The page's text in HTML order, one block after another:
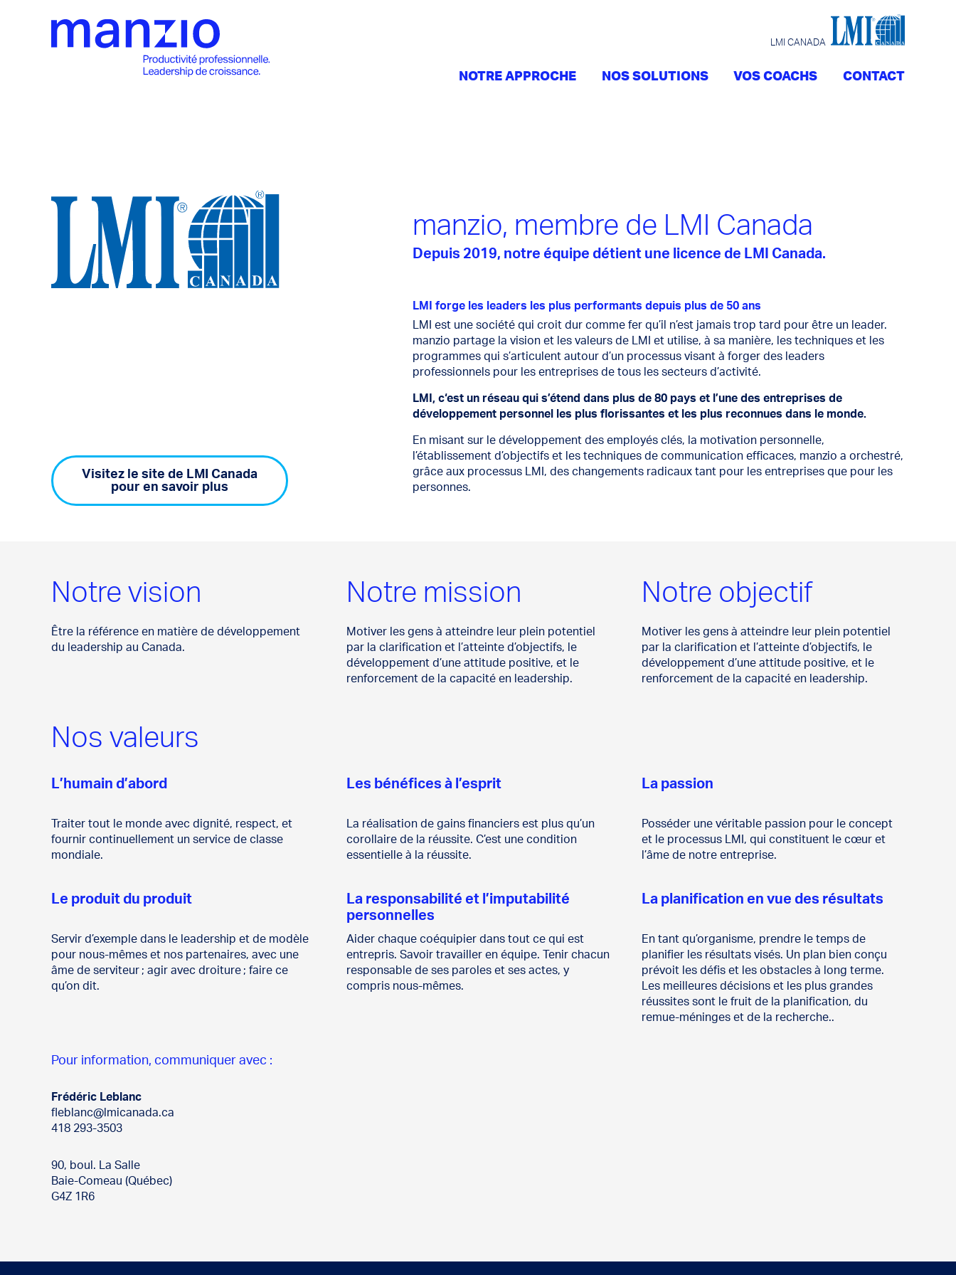
LMI CANADA
NOTRE APPROCHE NOS SOLUTIONS VOS COACHS CONTACT
Visitez le site de LMI Canada
pour en savoir plus
manzio, membre de LMI Canada
Depuis 2019, notre équipe détient une licence de LMI Canada.
LMI forge les leaders les plus performants depuis plus de 50 ans
LMI est une société qui croit dur comme fer qu’il n’est jamais trop tard pour être un leader.
manzio partage la vision et les valeurs de LMI et utilise, à sa manière, les techniques et les
programmes qui s’articulent autour d’un processus visant à forger des leaders
professionnels pour les entreprises de tous les secteurs d’activité.
LMI, c‘est un réseau qui s’étend dans plus de 80 pays et l’une des entreprises de
développement personnel les plus florissantes et les plus reconnues dans le monde.
En misant sur le développement des employés clés, la motivation personnelle,
l’établissement d’objectifs et les techniques de communication efficaces, manzio a orchestré,
grâce aux processus LMI, des changements radicaux tant pour les entreprises que pour les
personnes.
Notre vision
Être la référence en matière de développement
du leadership au Canada.
Notre mission
Motiver les gens à atteindre leur plein potentiel
par la clarification et l’atteinte d’objectifs, le
développement d’une attitude positive, et le
renforcement de la capacité en leadership.
Notre objectif
Motiver les gens à atteindre leur plein potentiel
par la clarification et l’atteinte d’objectifs, le
développement d’une attitude positive, et le
renforcement de la capacité en leadership.
Nos valeurs
L’humain d’abord
Traiter tout le monde avec dignité, respect, et
fournir continuellement un service de classe
mondiale.
Les bénéfices à l’esprit
La réalisation de gains financiers est plus qu’un
corollaire de la réussite. C’est une condition
essentielle à la réussite.
La passion
Posséder une véritable passion pour le concept
et le processus LMI, qui constituent le cœur et
l’âme de notre entreprise.
Le produit du produit
Servir d’exemple dans le leadership et de modèle
pour nous-mêmes et nos partenaires, avec une
âme de serviteur ; agir avec droiture ; faire ce
qu’on dit.
La responsabilité et l’imputabilité
personnelles
Aider chaque coéquipier dans tout ce qui est
entrepris. Savoir travailler en équipe. Tenir chacun
responsable de ses paroles et ses actes, y
compris nous-mêmes.
La planification en vue des résultats
En tant qu’organisme, prendre le temps de
planifier les résultats visés. Un plan bien conçu
prévoit les défis et les obstacles à long terme.
Les meilleures décisions et les plus grandes
réussites sont le fruit de la planification, du
remue-méninges et de la recherche..
Pour information, communiquer avec :
Frédéric Leblanc
fleblanc@lmicanada.ca
418 293-3503
90, boul. La Salle
Baie-Comeau (Québec)
G4Z 1R6